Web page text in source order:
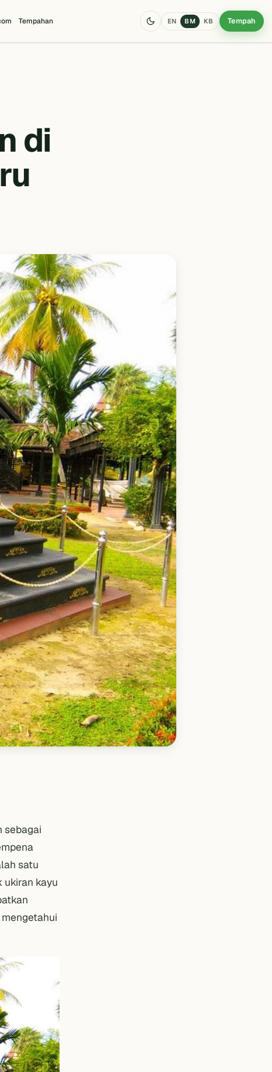
Tempahan EN BM KB Tempah
di
sebagai
satu
ukiran kayu